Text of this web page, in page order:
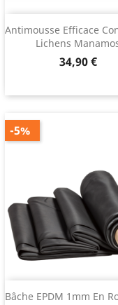
Antimousse Efficace
Lichens
Prix
34,90 €
Bâche EPDM 1mm En
-5%